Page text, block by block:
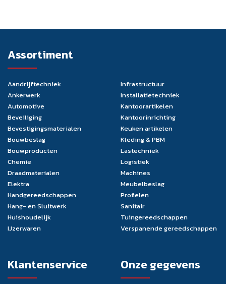
Assortiment
Aandrijftechniek
Ankerwerk
Automotive
Beveiliging
Bevestigingsmaterialen
Bouwbeslag
Bouwproducten
Chemie
Draadmaterialen
Elektra
Handgereedschappen
Hang- en Sluitwerk
Huishoudelijk
IJzerwaren
Infrastructuur
Installatietechniek
Kantoorartikelen
Kantoorinrichting
Keuken artikelen
Kleding & PBM
Lastechniek
Logistiek
Machines
Meubelbeslag
Profielen
Sanitair
Tuingereedschappen
Verspanende gereedschappen
Klantenservice Onze gegevens